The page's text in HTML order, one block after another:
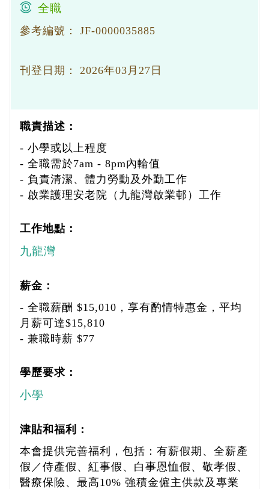
全職
參考編號： JF-0000035885
刊登日期： 2026年03月27日
職責描述：
- 小學或以上程度
- 全職需於7am - 8pm內輪值
- 負責清潔、體力勞動及外勤工作
- 啟業護理安老院（九龍灣啟業邨）工作
工作地點：
九龍灣
薪金：
- 全職薪酬 $15,010，享有酌情特惠金，平均
月薪可達$15,810
- 兼職時薪 $77
學歷要求：
小學
津貼和福利：
本會提供完善福利，包括：有薪假期、全薪產
假／侍產假、紅事假、白事恩恤假、敬孝假、
醫療保險、最高10% 強積金僱主供款及專業